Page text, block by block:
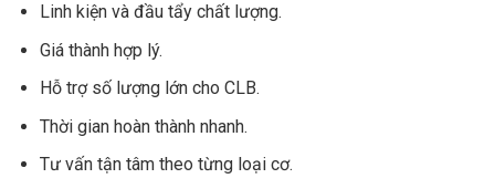
Linh kiện và đầu tẩy chất lượng.
Giá thành hợp lý.
Hỗ trợ số lượng lớn cho CLB.
Thời gian hoàn thành nhanh.
Tư vấn tận tâm theo từng loại cơ.